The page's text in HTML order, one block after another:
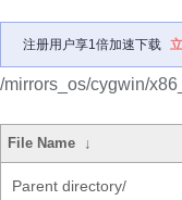
注册用户享1倍加速下载
/mirrors_os/cygwin/
File Name ↓
Parent directory/